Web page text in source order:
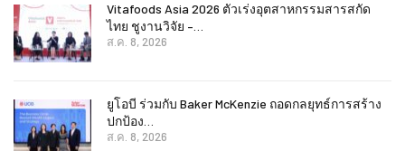
Vitafoods Asia 2026 ตัวเร่งอุตสาหกรรมสารสกัด
ไทย ชูงานวิจัย –…
ส.ค. 8, 2026
ยูโอบี ร่วมกับ Baker McKenzie ถอดกลยุทธ์การสร้าง
ปกป้อง…
ส.ค. 8, 2026